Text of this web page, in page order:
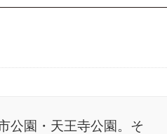
公園・天王寺公園。そ